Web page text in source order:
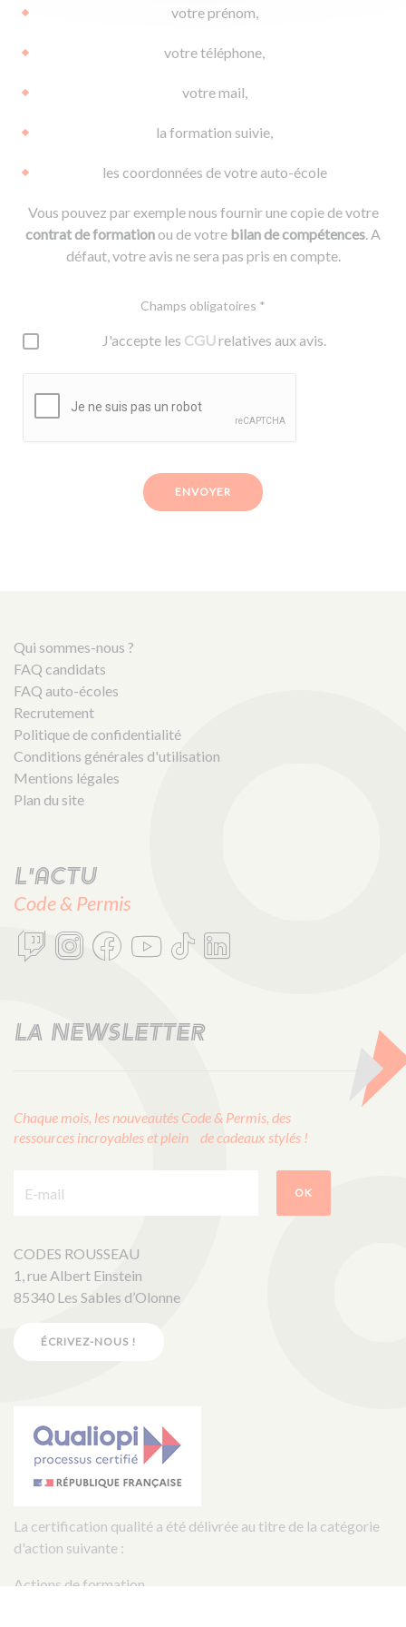
votre prénom,
votre téléphone,
votre mail,
la formation suivie,
les coordonnées de votre auto-école
Vous pouvez par exemple nous fournir une copie de votre
contrat de formationou de votre bilan de compétences. A
défaut, votre avis ne sera pas pris en compte.
Champs obligatoires *
J'accepte les CGUrelatives aux avis.
ENVOYER
Qui sommes-nous ?
FAQ candidats
FAQ auto-écoles
Recrutement
Politique de confidentialité
Conditions générales d'utilisation
Mentions légales
Plan du site
L'actu
Code & Permis
LA NEWSLETTER
Chaque mois, les nouveautés Code & Permis, des
ressources incroyables et plein de cadeaux stylés !
OK
CODES ROUSSEAU
1, rue Albert Einstein
85340 Les Sables d’Olonne
ÉCRIVEZ-NOUS !
La certification qualité a été délivrée au titre de la catégorie
d'action suivante :
Actions de formation